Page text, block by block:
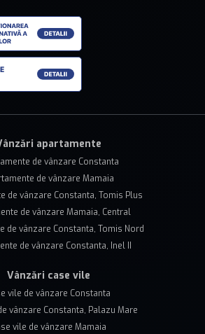
apartamente
de vânzare Constanta
de vânzare Mamaia
de vânzare Constanta, Tomis Plus
de vânzare Mamaia, Central
de vânzare Constanta, Tomis Nord
de vânzare Constanta, Inel II
Vânzări case vile
vile de vânzare Constanta
vânzare Constanta, Palazu Mare
vile de vânzare Mamaia